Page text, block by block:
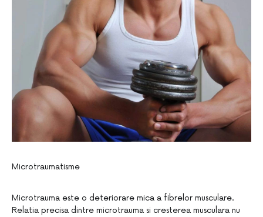
Microtraumatisme
Microtrauma este o deteriorare mica a fibrelor musculare.
Relatia precisa dintre microtrauma si cresterea musculara nu